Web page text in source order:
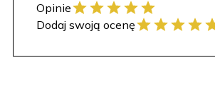
Opinie
Dodaj swoją ocenę